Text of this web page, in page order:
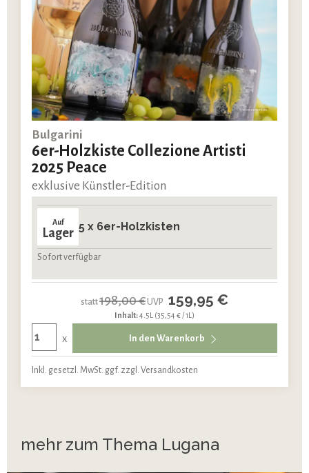
Bulgarini
6er-Holzkiste Collezione Artisti
2025 Peace
exklusive Künstler-Edition
Auf
Lager 5 x 6er-Holzkisten
Sofort verfügbar
statt198,00 €UVP 159,95 €
Inhalt:4.5L (35,54 € / 1L)
x In den Warenkorb
Inkl. gesetzl. MwSt. ggf. zzgl. Versandkosten
mehr zum Thema Lugana